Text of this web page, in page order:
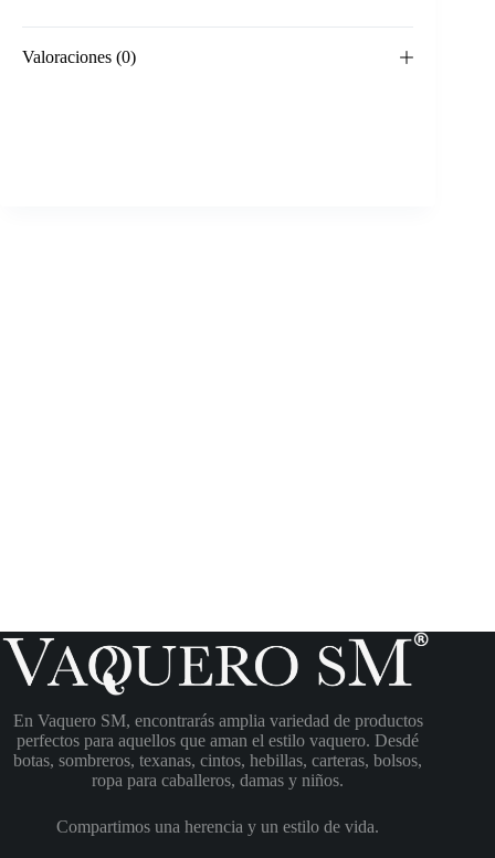
Valoraciones (0)
En Vaquero SM, encontrarás amplia variedad de productos
perfectos para aquellos que aman el estilo vaquero. Desdé
botas, sombreros, texanas, cintos, hebillas, carteras, bolsos,
ropa para caballeros, damas y niños.
Compartimos una herencia y un estilo de vida.